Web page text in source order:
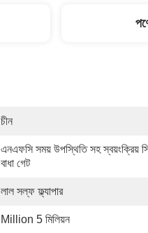
চীন
এনএফসি সময় উপস্থিতি সহ স্বয়ংক্রিয়
বাধা গেট
লাল সল্ফ ফ্ল্যাপার
Million 5 মিলিয়ন